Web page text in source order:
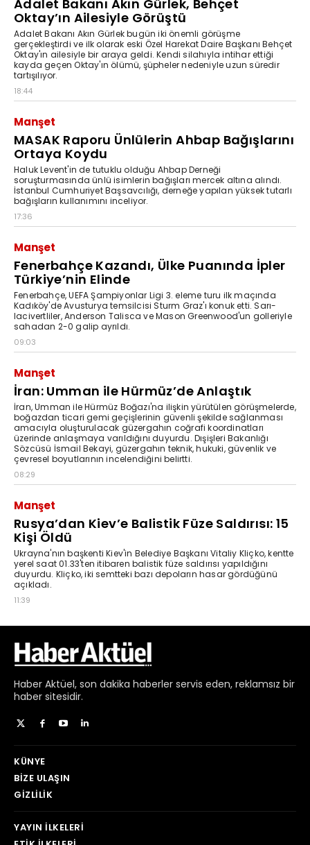
Haber Aktüel, son dakika haberler servis eden, reklamsız bir
haber sitesidir.
KÜNYE
BIZE ULAŞIN
GIZLILIK
YAYIN İLKELERI